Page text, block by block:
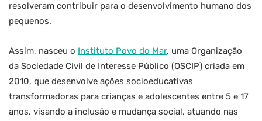
resolveram contribuir para o desenvolvimento humano dos
pequenos.
Assim, nasceu o Instituto Povo do Mar, uma Organização
da Sociedade Civil de Interesse Público (OSCIP) criada em
2010, que desenvolve ações socioeducativas
transformadoras para crianças e adolescentes entre 5 e 17
anos, visando a inclusão e mudança social, atuando nas